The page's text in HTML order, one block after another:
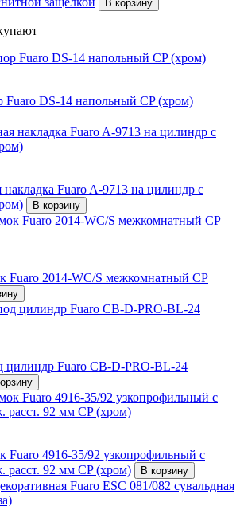
В корзину
Fuaro DS-14 напольный CP (хром)
накладка Fuaro A-9713 на цилиндр с
В корзину
Fuaro 2014-WC/S межкомнатный CP
цилиндр Fuaro CB-D-PRO-BL-24
Fuaro 4916-35/92 узкопрофильный с
расст. 92 мм CP (хром)
В корзину